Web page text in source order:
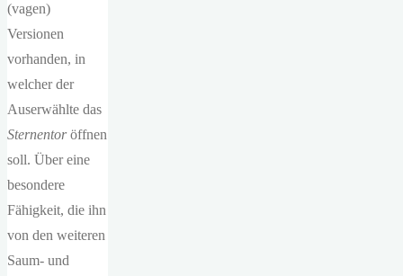
(vagen)
Versionen
vorhanden, in
welcher der
Auserwählte das
Sternentoröffnen
soll. Über eine
besondere
Fähigkeit, die ihn
von den weiteren
Saum- und